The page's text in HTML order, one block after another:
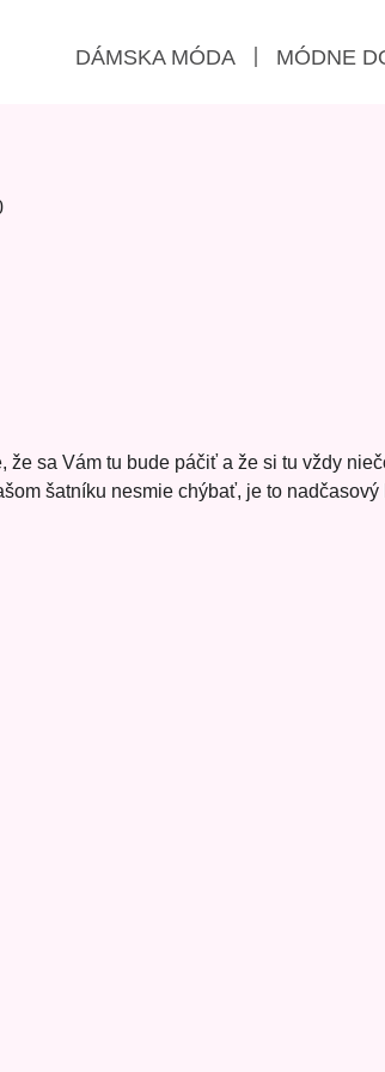
DÁMSKA MÓDA MÓDNE
že sa Vám tu bude páčiť a že si tu vždy
šatníku nesmie chýbať, je to